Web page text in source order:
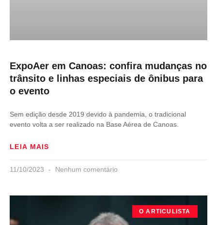
ExpoAer em Canoas: confira mudanças no
trânsito e linhas especiais de ônibus para
o evento
Sem edição desde 2019 devido à pandemia, o tradicional
evento volta a ser realizado na Base Aérea de Canoas.
LEIA MAIS
11/10/2023 Nenhum comentário
O ARTICULISTA